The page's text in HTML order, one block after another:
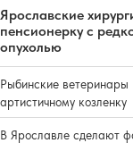
Ярославские
пенсионерку с
опухолью
Рыбинские ветеринары
артистичному козленку
В Ярославле сделают